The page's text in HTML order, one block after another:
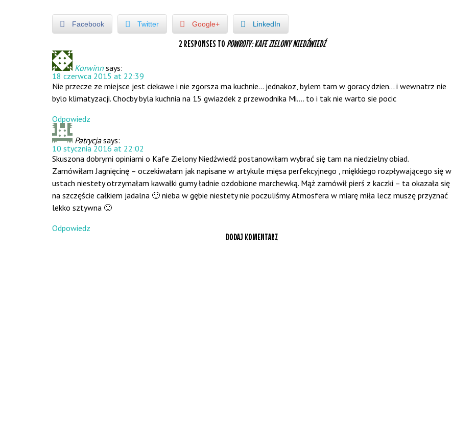
Facebook Twitter Google+ LinkedIn
2 RESPONSES TO POWROTY: KAFE ZIELONY NIEDŹWIEDŹ
Korwinn says:
18 czerwca 2015 at 22:39
Nie przecze ze miejsce jest ciekawe i nie zgorsza ma kuchnie… jednakoz, bylem tam w goracy dzien… i wewnatrz nie
bylo klimatyzacji. Chocby byla kuchnia na 15 gwiazdek z przewodnika Mi…. to i tak nie warto sie pocic
Odpowiedz
Patrycja says:
10 stycznia 2016 at 22:02
Skuszona dobrymi opiniami o Kafe Zielony Niedźwiedź postanowiłam wybrać się tam na niedzielny obiad.
Zamówiłam Jagnięcinę – oczekiwałam jak napisane w artykule mięsa perfekcyjnego , miękkiego rozpływającego się w
ustach niestety otrzymałam kawałki gumy ładnie ozdobione marchewką. Mąż zamówił pierś z kaczki – ta okazała się
na szczęście całkiem jadalna 🙂 nieba w gębie niestety nie poczuliśmy. Atmosfera w miarę miła lecz muszę przyznać
lekko sztywna 🙂
Odpowiedz
DODAJ KOMENTARZ